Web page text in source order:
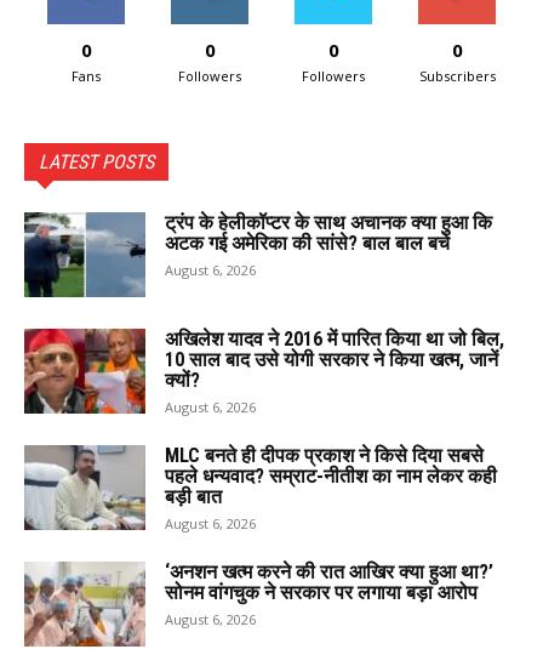
0
Fans
0
Followers
0
Followers
0
Subscribers
LATEST POSTS
ट्रंप के हेलीकॉप्टर के साथ अचानक क्या हुआ कि
अटक गई अमेरिका की सांसे? बाल बाल बचे
August 6, 2026
अखिलेश यादव ने 2016 में पारित किया था जो बिल,
10 साल बाद उसे योगी सरकार ने किया खत्म, जानें
क्यों?
August 6, 2026
MLC बनते ही दीपक प्रकाश ने किसे दिया सबसे
पहले धन्यवाद? सम्राट-नीतीश का नाम लेकर कही
बड़ी बात
August 6, 2026
‘अनशन खत्म करने की रात आखिर क्या हुआ था?’
सोनम वांगचुक ने सरकार पर लगाया बड़ा आरोप
August 6, 2026